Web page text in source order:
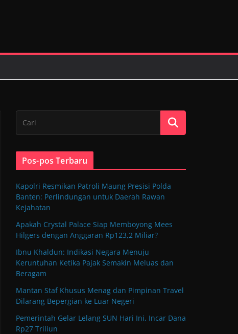
Pos-pos Terbaru
Kapolri Resmikan Patroli Maung Presisi Polda
Banten: Perlindungan untuk Daerah Rawan
Kejahatan
Apakah Crystal Palace Siap Memboyong Mees
Hilgers dengan Anggaran Rp123,2 Miliar?
Ibnu Khaldun: Indikasi Negara Menuju
Keruntuhan Ketika Pajak Semakin Meluas dan
Beragam
Mantan Staf Khusus Menag dan Pimpinan Travel
Dilarang Bepergian ke Luar Negeri
Pemerintah Gelar Lelang SUN Hari Ini, Incar Dana
Rp27 Triliun